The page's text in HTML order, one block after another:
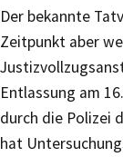
Der bekannte
Zeitpunkt aber
Entlassung am
durch die Polizei
hat